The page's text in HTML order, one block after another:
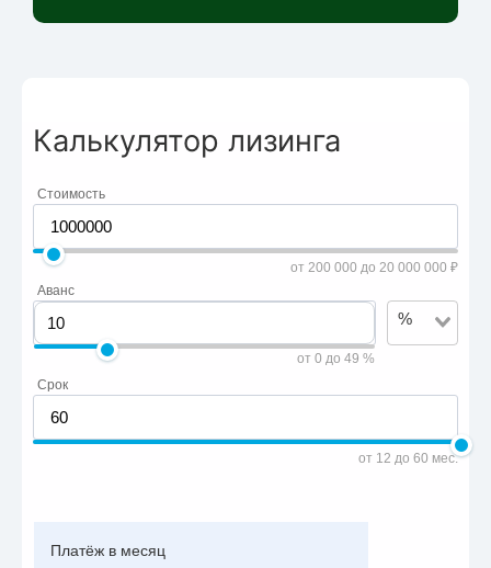
Калькулятор лизинга
Стоимость
от 200 000 до 20 000 000 ₽
Аванс
от 0 до 49 %
%
Срок
от 12 до 60 мес.
Платёж в месяц